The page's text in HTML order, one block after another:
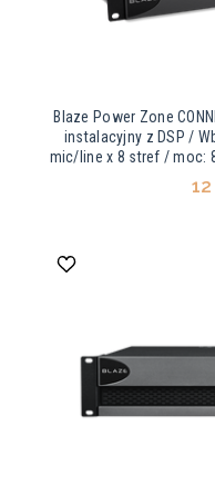
Blaze Power Zone
instalacyjny z DSP /
mic/line x 8 stref / moc: